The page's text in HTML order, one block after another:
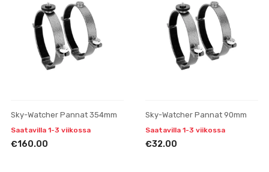
Sky-Watcher Pannat 354mm
Saatavilla 1-3 viikossa
€160.00
Sky-Watcher Pannat 90mm
Saatavilla 1-3 viikossa
€32.00